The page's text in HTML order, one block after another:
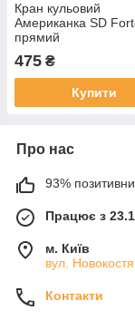
Кран кульовий
Американка SD
прямий
475 ₴
Купити
Про нас
93%
Працює з
м. Київ
вул.
Контакти